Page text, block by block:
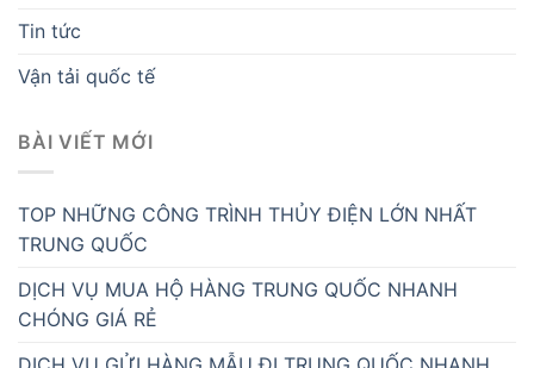
Tin tức
Vận tải quốc tế
BÀI VIẾT MỚI
TOP NHỮNG CÔNG TRÌNH THỦY ĐIỆN LỚN NHẤT
TRUNG QUỐC
DỊCH VỤ MUA HỘ HÀNG TRUNG QUỐC NHANH
CHÓNG GIÁ RẺ